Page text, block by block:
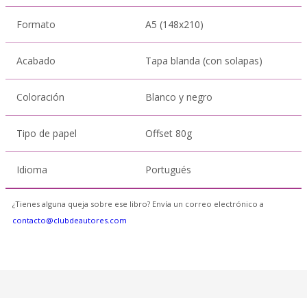
Formato A5 (148x210)
Acabado Tapa blanda (con solapas)
Coloración Blanco y negro
Tipo de papel Offset 80g
Idioma Portugués
¿Tienes alguna queja sobre ese libro? Envía un correo electrónico a
contacto@clubdeautores.com